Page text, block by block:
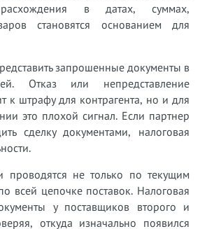
в датах, суммах,
становятся основанием для
запрошенные документы в
Отказ или непредставление
к штрафу для контрагента, но и для
это плохой сигнал. Если партнер
сделку документами, налоговая
проводятся не только по текущим
всей цепочке поставок. Налоговая
у поставщиков второго и
откуда изначально появился